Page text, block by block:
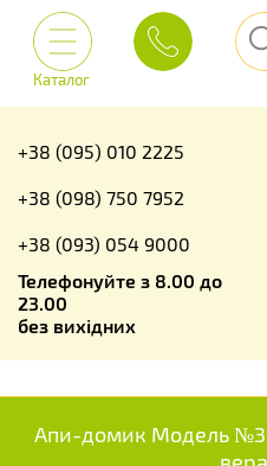
Каталог
+38 (095) 010 2225
+38 (098) 750 7952
+38 (093) 054 9000
Телефонуйте з 8.00 до
23.00
без вихідних
Апи-домик Модель №3